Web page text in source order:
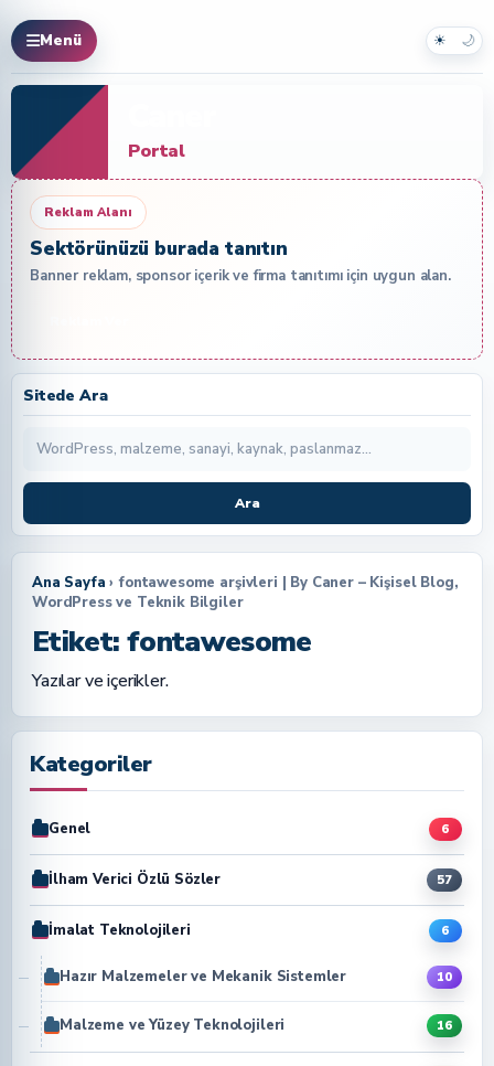
Menü ☀ 🌙
Portal
Reklam Alanı
Sektörünüzü burada tanıtın
Banner reklam, sponsor içerik ve firma tanıtımı için uygun alan.
Sitede Ara
Ara
Ana Sayfa › fontawesome arşivleri | By Caner – Kişisel Blog,
WordPress ve Teknik Bilgiler
Etiket: fontawesome
Yazılar ve içerikler.
Kategoriler
Genel 6
İlham Verici Özlü Sözler 57
İmalat Teknolojileri 6
Hazır Malzemeler ve Mekanik Sistemler 10
Malzeme ve Yüzey Teknolojileri 16